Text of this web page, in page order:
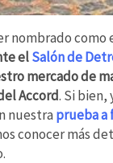
nombrado como
elSalón de
mercado de
Accord. Si bien,
nuestra prueba a
conocer más